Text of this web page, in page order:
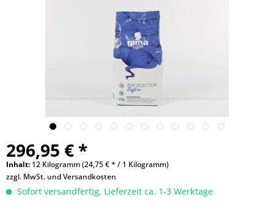
296,95 € *
Inhalt: 12 Kilogramm (24,75 € * / 1 Kilogramm)
zzgl. MwSt. undVersandkosten
Sofort versandfertig, Lieferzeit ca. 1-3 Werktage